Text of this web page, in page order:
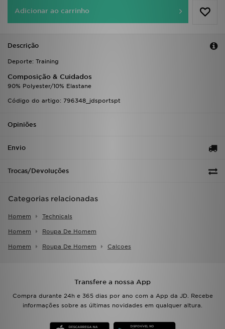
Adicionar ao carrinho
Descrição
Deporte: Training
Composição & Cuidados
90% Polyester/10% Elastane
Código do artigo: 796348_jdsportspt
Opiniões
Envio
Trocas/Devoluções
Categorias relacionadas
Homem Technicals
Homem Roupa De Homem
Homem Roupa De Homem Calcoes
Transfere a nossa App
Compra durante 24h e 365 dias por ano com a App da JD. Recebe
informações sobre as últimas novidades em qualquer altura.